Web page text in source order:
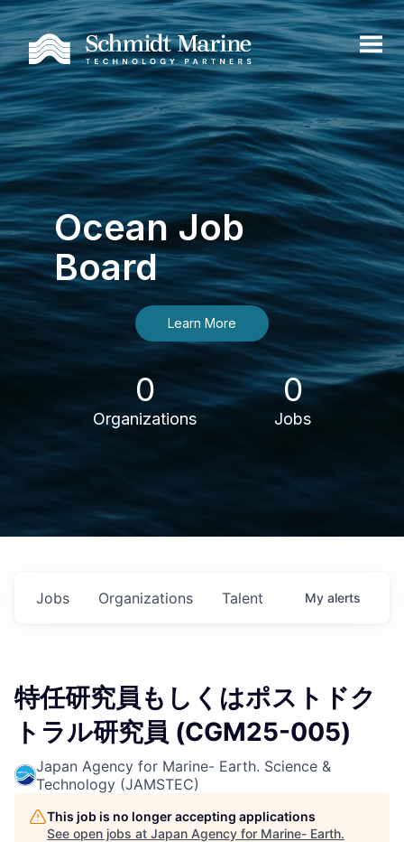
Ocean Job
Board
Learn More
0
Organizations
0
Jobs
Jobs Organizations Talent My alerts
特任研究員もしくはポストドク
トラル研究員 (CGM25-005)
Japan Agency for Marine- Earth. Science &
Technology (JAMSTEC)
This job is no longer accepting applications
See open jobs at Japan Agency for Marine- Earth.